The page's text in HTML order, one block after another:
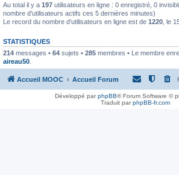
Au total il y a 197 utilisateurs en ligne : 0 enregistré, 0
nombre d’utilisateurs actifs ces 5 dernières minutes)
Le record du nombre d’utilisateurs en ligne est de 1220 , le
STATISTIQUES
214 messages • 64 sujets • 285 membres • Le membre
aireau50
Accueil MOOC Accueil Forum
Développé parphpBB® Forum Software ©
Traduit parphpBB-fr.com